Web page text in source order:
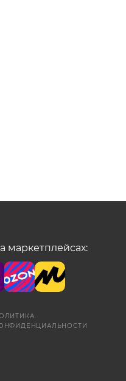
маркетплейсах: